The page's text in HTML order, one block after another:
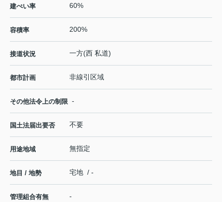
建ぺい率 60%
容積率 200%
接道状況 一方(西 私道)
都市計画 非線引区域
その他法令上の制限 -
国土法届出要否 不要
用途地域 無指定
地目 / 地勢 宅地 / -
管理組合有無 -